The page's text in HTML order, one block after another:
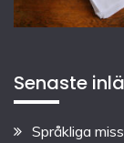
Senaste
Språkliga